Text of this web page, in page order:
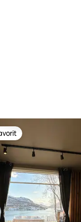
5 von 5, 5